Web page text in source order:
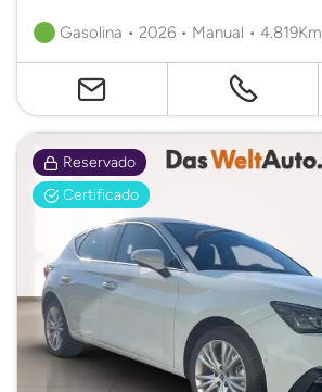
Gasolina • 2026 • Manual • 4.819Km.
Reservado
Certificado